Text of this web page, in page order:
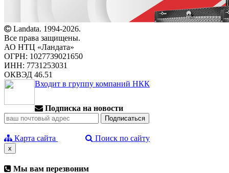
Landata. 1994-2026.
Все права защищены.
АО НТЦ «Ландата»
ОГРН: 1027739021650
ИНН: 7731253031
ОКВЭД 46.51
Входит в группу компаний НКК
Подписка на новости
Карта сайта Поиск по сайту
x
Мы вам перезвоним